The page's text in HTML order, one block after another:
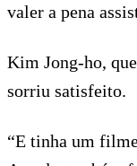
valer a pena
Kim Jong-ho,
sorriu satisfeito.
“E tinha um